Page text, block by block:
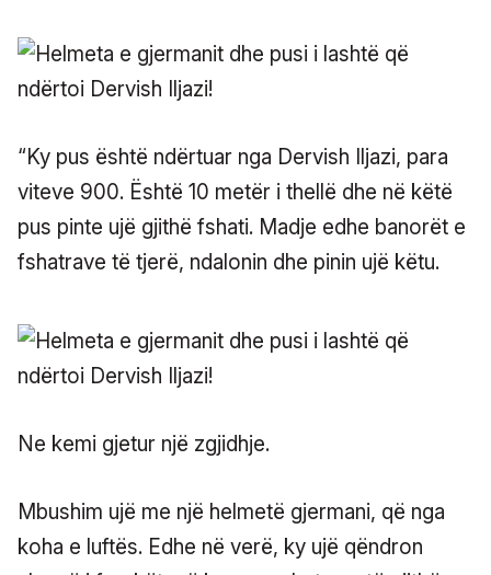
“Ky pus është ndërtuar nga Dervish Iljazi, para
viteve 900. Është 10 metër i thellë dhe në këtë
pus pinte ujë gjithë fshati. Madje edhe banorët e
fshatrave të tjerë, ndalonin dhe pinin ujë këtu.
Ne kemi gjetur një zgjidhje.
Mbushim ujë me një helmetë gjermani, që nga
koha e luftës. Edhe në verë, ky ujë qëndron